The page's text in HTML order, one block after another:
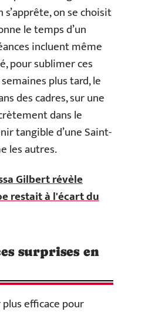
on se choisit
le temps d’un
incluent même
pour sublimer ces
plus tard, le
des cadres, sur une
dans le
tangible d’une Saint-
les autres.
Gilbert révèle
restait à l'écart du
surprises en
efficace pour